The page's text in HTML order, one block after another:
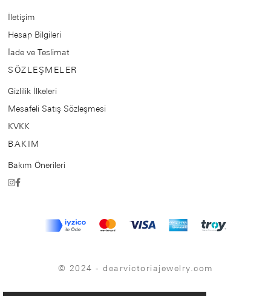
İletişim
Hesap Bilgileri
İade ve Teslimat
SÖZLEŞMELER
Gizlilik İlkeleri
Mesafeli Satış Sözleşmesi
KVKK
BAKIM
Bakım Önerileri
© 2024 - dearvictoriajewelry.com